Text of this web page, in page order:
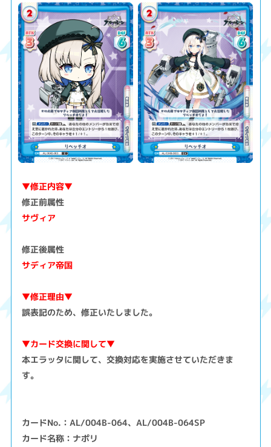
▼修正内容▼
修正前属性
サヴィア
修正後属性
サディア帝国
▼修正理由▼
誤表記のため、修正いたしました。
▼カード交換に関して▼
本エラッタに関して、交換対応を実施させていただきま
す。
カードNo.：AL/004B-064、AL/004B-064SP
カード名称：ナポリ